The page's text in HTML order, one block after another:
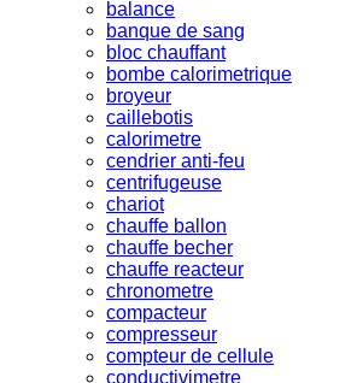
balance
banque de sang
bloc chauffant
bombe calorimetrique
broyeur
caillebotis
calorimetre
cendrier anti-feu
centrifugeuse
chariot
chauffe ballon
chauffe becher
chauffe reacteur
chronometre
compacteur
compresseur
compteur de cellule
conductivimetre